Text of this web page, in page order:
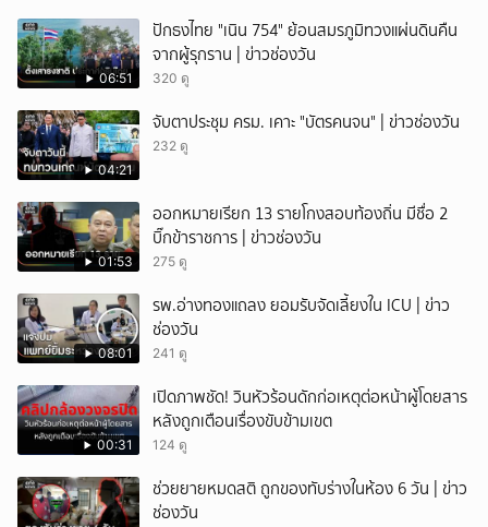
06:51
ปักธงไทย "เนิน 754" ย้อนสมรภูมิทวงแผ่นดินคืน
จากผู้รุกราน | ข่าวช่องวัน
320 ดู
04:21
จับตาประชุม ครม. เคาะ "บัตรคนจน" | ข่าวช่องวัน
232 ดู
01:53
ออกหมายเรียก 13 รายโกงสอบท้องถิ่น มีชื่อ 2
บิ๊กข้าราชการ | ข่าวช่องวัน
275 ดู
08:01
รพ.อ่างทองแถลง ยอมรับจัดเลี้ยงใน ICU | ข่าว
ช่องวัน
241 ดู
00:31
เปิดภาพชัด! วินหัวร้อนดักก่อเหตุต่อหน้าผู้โดยสาร
หลังถูกเตือนเรื่องขับข้ามเขต
124 ดู
ช่วยยายหมดสติ ถูกของทับร่างในห้อง 6 วัน | ข่าว
ช่องวัน